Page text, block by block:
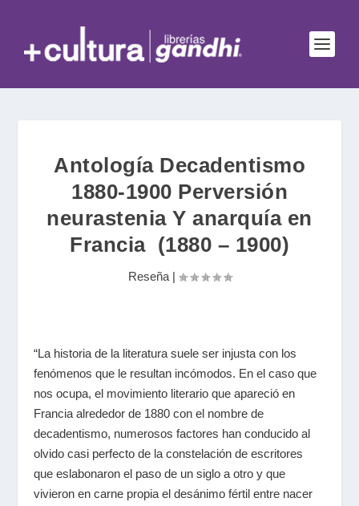
Antología Decadentismo
1880-1900 Perversión
neurastenia Y anarquía en
Francia (1880 – 1900)
Reseña|
“La historia de la literatura suele ser injusta con los
fenómenos que le resultan incómodos. En el caso que
nos ocupa, el movimiento literario que apareció en
Francia alrededor de 1880 con el nombre de
decadentismo, numerosos factores han conducido al
olvido casi perfecto de la constelación de escritores
que eslabonaron el paso de un siglo a otro y que
vivieron en carne propia el desánimo fértil entre nacer